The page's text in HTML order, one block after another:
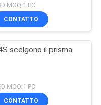
MOQ:1 PC
CONTATTO
scelgono il prisma
MOQ:1 PC
CONTATTO